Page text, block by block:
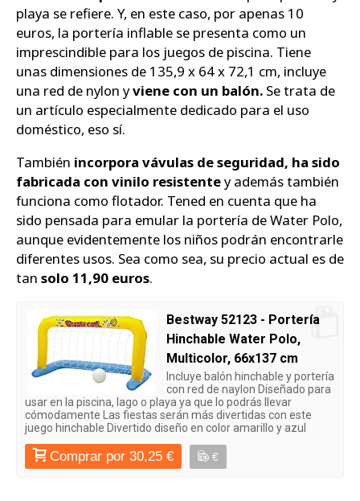
playa se refiere. Y, en este caso, por apenas 10
euros, la portería inflable se presenta como un
imprescindible para los juegos de piscina. Tiene
unas dimensiones de 135,9 x 64 x 72,1 cm, incluye
una red de nylon yviene con un balón. Se trata de
un artículo especialmente dedicado para el uso
doméstico, eso sí.
También incorpora vávulas de seguridad, ha sido
fabricada con vinilo resistentey además también
funciona como flotador. Tened en cuenta que ha
sido pensada para emular la portería de Water Polo,
aunque evidentemente los niños podrán encontrarle
diferentes usos. Sea como sea, su precio actual es de
tan solo 11,90 euros.
Bestway 52123 - Portería
Hinchable Water Polo,
Multicolor, 66x137 cm
Incluye balón hinchable y portería
con red de naylon Diseñado para
usar en la piscina, lago o playa ya que lo podrás llevar
cómodamente Las fiestas serán más divertidas con este
juego hinchable Divertido diseño en color amarillo y azul
Comprar por 30,25 € €